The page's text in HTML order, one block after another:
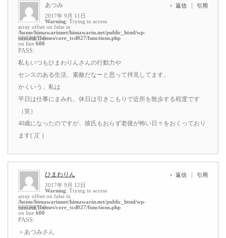
あつみ
2017年 9月 11日
Warning: Trying to access
array offset on false in
/home/himawarinnet/himawarin.net/public_html/wp-
content/themes/core_tcd027/functions.php
on line 600
返信 引用
SECRET: 0
PASS:
私もいつもひまわりんさんの行動力や
センスのある生活、素敵だなーと思って拝見してます。
かくいう、私は
平日は仕事にまみれ、休日は引きこもりで近所を散歩する程度です
（笑）
40歳になったのですが、彼氏もおらず老後が怖い日々をおくっており
ます(´Д` )
ひまわりん
2017年 9月 12日
Warning: Trying to access
array offset on false in
/home/himawarinnet/himawarin.net/public_html/wp-
content/themes/core_tcd027/functions.php
on line 600
返信 引用
SECRET: 0
PASS:
＞あつみさん